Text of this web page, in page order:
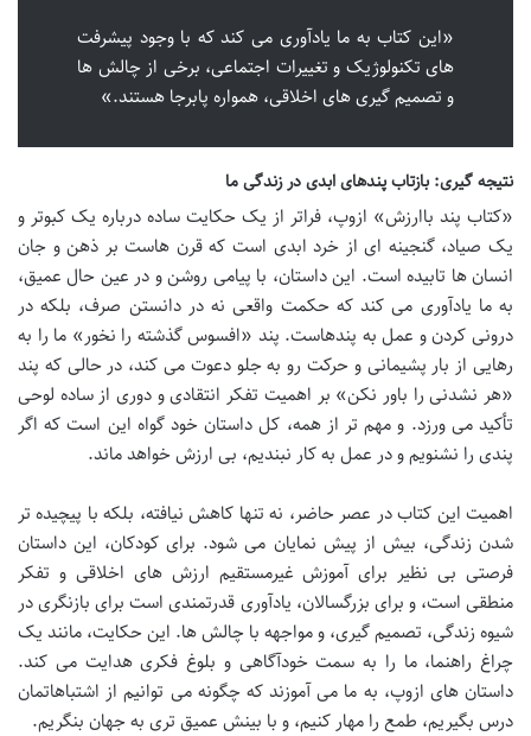
«این کتاب به ما یادآوری می کند که با وجود پیشرفت
های تکنولوژیک و تغییرات اجتماعی، برخی از چالش ها
و تصمیم گیری های اخلاقی، همواره پابرجا هستند.»
نتیجه گیری: بازتاب پندهای ابدی در زندگی ما
«کتاب پند باارزش» ازوپ، فراتر از یک حکایت ساده درباره یک کبوتر و
یک صیاد، گنجینه ای از خرد ابدی است که قرن هاست بر ذهن و جان
انسان ها تابیده است. این داستان، با پیامی روشن و در عین حال عمیق،
به ما یادآوری می کند که حکمت واقعی نه در دانستن صرف، بلکه در
درونی کردن و عمل به پندهاست. پند «افسوس گذشته را نخور» ما را به
رهایی از بار پشیمانی و حرکت رو به جلو دعوت می کند، در حالی که پند
«هر نشدنی را باور نکن» بر اهمیت تفکر انتقادی و دوری از ساده لوحی
تأکید می ورزد. و مهم تر از همه، کل داستان خود گواه این است که اگر
پندی را نشنویم و در عمل به کار نبندیم، بی ارزش خواهد ماند.
اهمیت این کتاب در عصر حاضر، نه تنها کاهش نیافته، بلکه با پیچیده تر
شدن زندگی، بیش از پیش نمایان می شود. برای کودکان، این داستان
فرصتی بی نظیر برای آموزش غیرمستقیم ارزش های اخلاقی و تفکر
منطقی است، و برای بزرگسالان، یادآوری قدرتمندی است برای بازنگری در
شیوه زندگی، تصمیم گیری، و مواجهه با چالش ها. این حکایت، مانند یک
چراغ راهنما، ما را به سمت خودآگاهی و بلوغ فکری هدایت می کند.
داستان های ازوپ، به ما می آموزند که چگونه می توانیم از اشتباهاتمان
درس بگیریم، طمع را مهار کنیم، و با بینش عمیق تری به جهان بنگریم.